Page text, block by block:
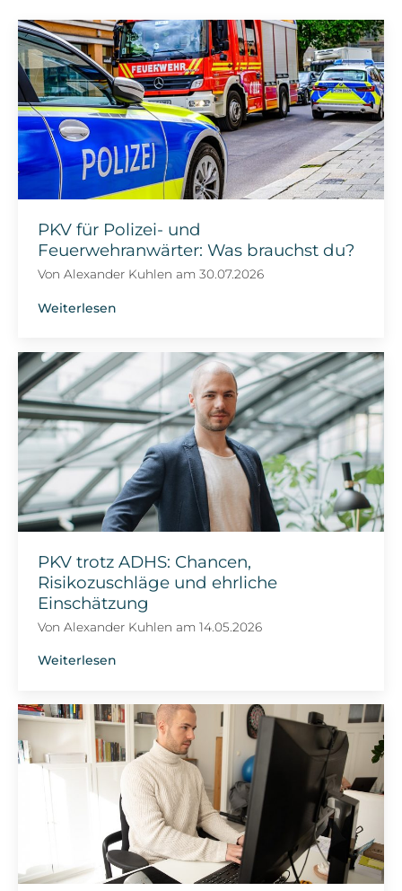
PKV für Polizei- und
Feuerwehranwärter: Was brauchst du?
VonAlexander Kuhlen am30.07.2026
Weiterlesen
PKV trotz ADHS: Chancen,
Risikozuschläge und ehrliche
Einschätzung
VonAlexander Kuhlen am14.05.2026
Weiterlesen